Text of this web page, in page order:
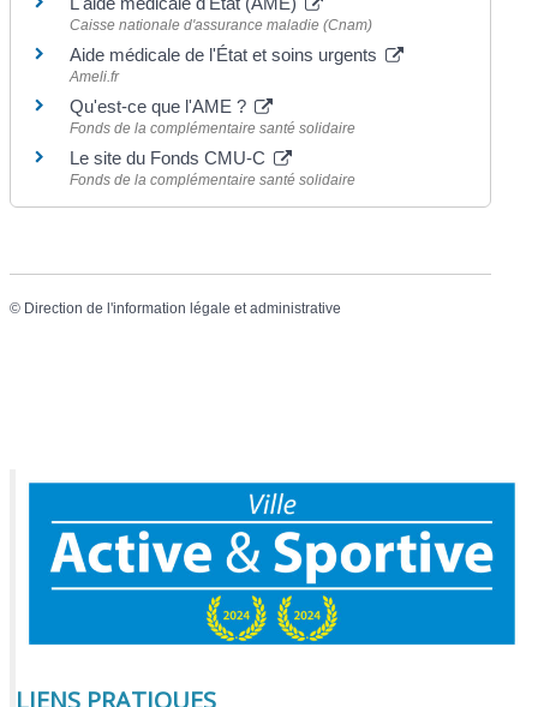
Caisse nationale d'assurance maladie (Cnam)
Aide médicale de l'État et soins urgents
Ameli.fr
Qu'est-ce que l'AME ?
Fonds de la complémentaire santé solidaire
Le site du Fonds CMU-C
Fonds de la complémentaire santé solidaire
© Direction de l'information légale et administrative
LIENS PRATIQUES